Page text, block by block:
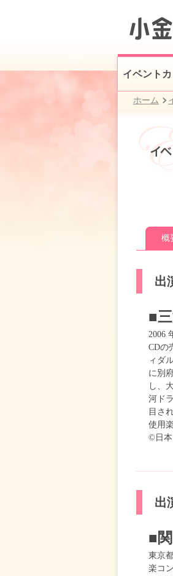
イベント
ホーム
概
出
■
2006
CDの
ィダ
に別
し、
河ド
目さ
使用
©日本
出
■
東京
楽コ